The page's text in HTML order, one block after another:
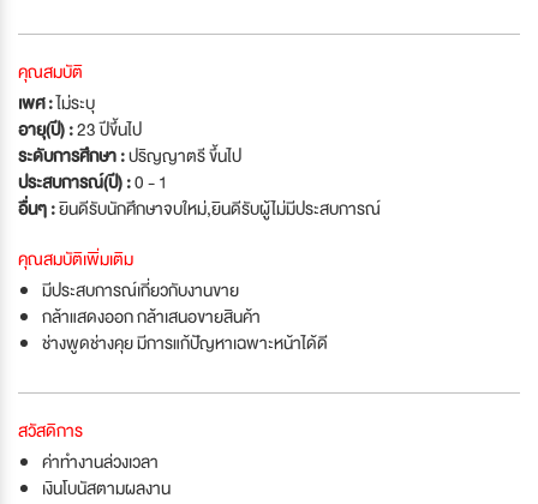
คุณสมบัติ
เพศ :ไม่ระบุ
อายุ(ปี) :23 ปีขึ้นไป
ระดับการศึกษา :ปริญญาตรี ขึ้นไป
ประสบการณ์(ปี) :0 - 1
อื่นๆ :ยินดีรับนักศึกษาจบใหม่,ยินดีรับผู้ไม่มีประสบการณ์
คุณสมบัติเพิ่มเติม
มีประสบการณ์เกี่ยวกับงานขาย
กล้าแสดงออก กล้าเสนอขายสินค้า
ช่างพูดช่างคุย มีการแก้ปัญหาเฉพาะหน้าได้ดี
สวัสดิการ
ค่าทำงานล่วงเวลา
เงินโบนัสตามผลงาน